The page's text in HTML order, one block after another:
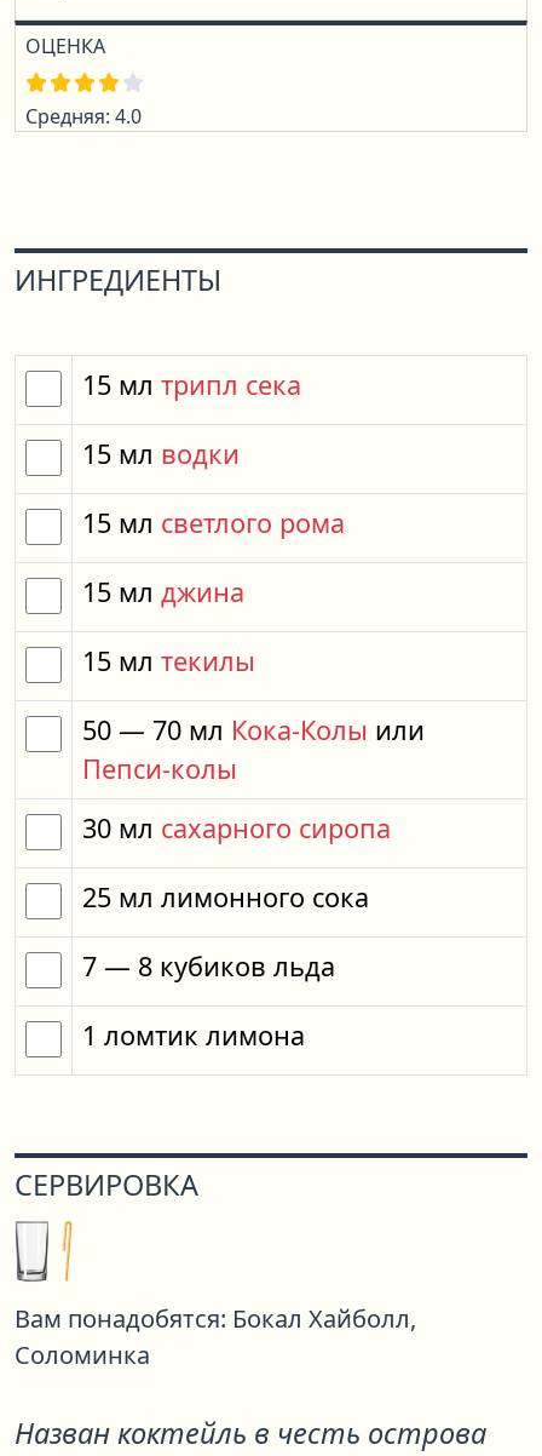
ОЦЕНКА
Средняя: 4.0
ИНГРЕДИЕНТЫ
15 мл трипл сека
15 мл водки
15 мл светлого рома
15 мл джина
15 мл текилы
50 — 70 мл Кока-Колы или
Пепси-колы
30 мл сахарного сиропа
25 мл лимонного сока
7 — 8 кубиков льда
1 ломтик лимона
СЕРВИРОВКА
Вам понадобятся: Бокал Хайболл,
Соломинка
Назван коктейль в честь острова